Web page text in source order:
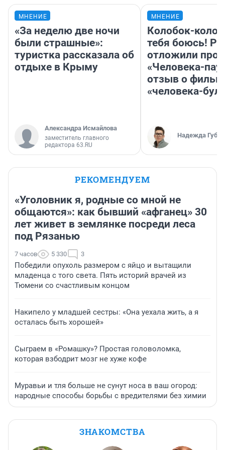
МНЕНИЕ
«За неделю две ночи
были страшные»:
туристка рассказала об
отдыхе в Крыму
Александра Исмайлова
заместитель главного
редактора 63.RU
МНЕНИЕ
Колобок-
тебя боюсь!
отложили
«Человека-
отзыв о
«человека-
Надежда
РЕКОМЕНДУЕМ
«Уголовник я, родные со мной не
общаются»: как бывший «афганец» 30
лет живет в землянке посреди леса
под Рязанью
7 часов 5 330 3
Победили опухоль размером с яйцо и вытащили
младенца с того света. Пять историй врачей из
Тюмени со счастливым концом
Накипело у младшей сестры: «Она уехала жить, а я
осталась быть хорошей»
Сыграем в «Ромашку»? Простая головоломка,
которая взбодрит мозг не хуже кофе
Муравьи и тля больше не сунут носа в ваш огород:
народные способы борьбы с вредителями без химии
ЗНАКОМСТВА